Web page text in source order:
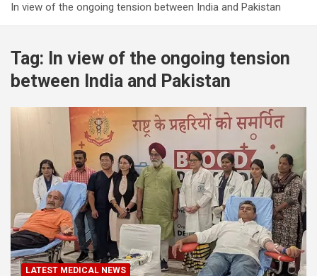
In view of the ongoing tension between India and Pakistan
Tag: In view of the ongoing tension
between India and Pakistan
LATEST MEDICAL NEWS